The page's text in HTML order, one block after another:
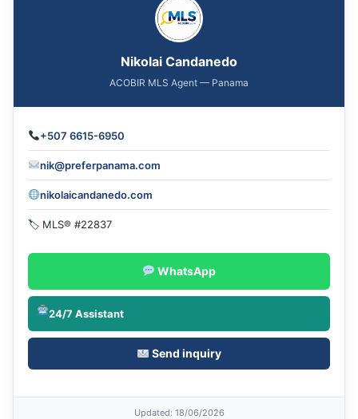
Nikolai Candanedo
ACOBIR MLS Agent — Panama
+507 6615-6950
nik@preferpanama.com
nikolaicandanedo.com
🏷 MLS® #22837
WhatsApp
24/7 Assistant
Send inquiry
Updated: 18/06/2026